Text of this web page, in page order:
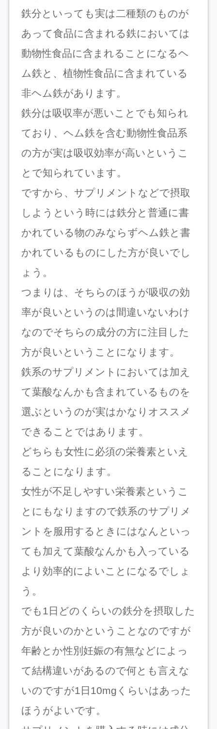
鉄分といっても実は二種類のものが
あって食品に含まれる鉄においては
動物性食品に含まれることになるヘ
ム鉄と、植物性食品に含まれている
非ヘム鉄があります。
鉄分は吸収率が悪いことでも知られ
ており、ヘム鉄を含む動物性食品系
の方が実は吸収効率が高いというこ
とで知られています。
ですから、サプリメントなどで摂取
しようという時には鉄分と普通に書
かれている物のみならずヘム鉄と書
かれているものにした方が良いでし
ょう。
つまりは、そちらのほうが吸収の効
率が良いというのは間違いないわけ
なのでそちらの成分の方に注目した
方が良いということになります。
鉄系のサプリメントにおいては加え
て葉酸なんかも含まれているものを
選ぶというのが実はかなりオススメ
できることではあります。
どちらも女性に必須の栄養素といえ
ることになります。
女性が不足しやすい栄養素というこ
とにもなりますので鉄系のサプリメ
ントを服用するときにはなんといっ
ても加えて葉酸なんかも入っている
より効率的によいことになるでしょ
う。
でも1日どのくらいの鉄分を摂取した
方が良いのかということなのですが
年齢とか性別妊娠の有無などによっ
て結構違いがあるので何とも言えな
いのですが1日10mgくらいはあった
ほうがよいです。